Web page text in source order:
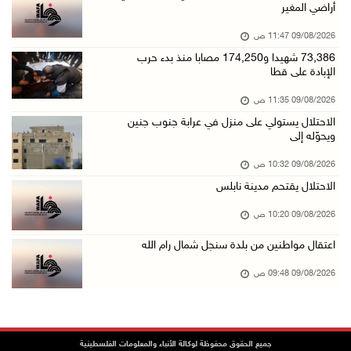
الاحتلال يقتحم مدينة نابلس
09/آب/2026 10:20 ص
وفاة شابة متأثرة بإصابتها جراء حادث سير قرب ج ...
09/آب/2026 10:02 ص
اعتقال مواطنين من بلدة سنجل شمال رام الله
09/آب/2026 09:48 ص
قوات الاحتلال تنصب حاجزا عسكريا عند مدخل قرية ...
جيش الاحتلال يواصل نسف المنازل واستهداف خيام ...
أراضي المغير
09/08/2026 11:47 ص
73,386 شهيدا و174,250 مصابا منذ بدء حرب
الإبادة على قطا
09/08/2026 11:35 ص
الاحتلال يستولي على منزل في عرابة جنوب جنين
ويحوّله إلى
09/08/2026 10:32 ص
الاحتلال يقتحم مدينة نابلس
09/08/2026 10:20 ص
اعتقال مواطنين من بلدة سنجل شمال رام الله
09/08/2026 09:48 ص
جميع الحقوق محفوظة لوكالة الأنباء والمعلومات الفلسطينية